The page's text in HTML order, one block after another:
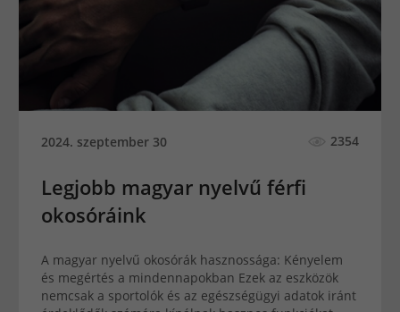
2024. szeptember 30 2354
Legjobb magyar nyelvű férfi
okosóráink
A magyar nyelvű okosórák hasznossága: Kényelem
és megértés a mindennapokban Ezek az eszközök
nemcsak a sportolók és az egészségügyi adatok iránt